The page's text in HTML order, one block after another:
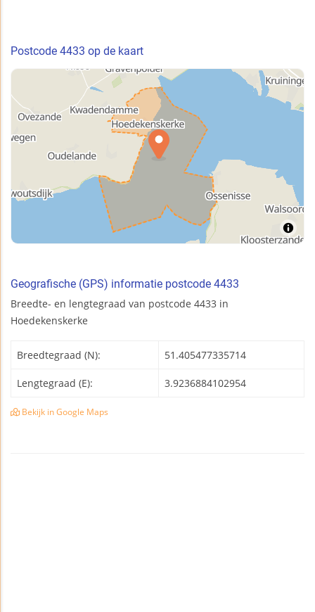
Postcode 4433 op de kaart
Geografische (GPS) informatie postcode 4433
Breedte- en lengtegraad van postcode 4433 in
Hoedekenskerke
Breedtegraad (N): 51.405477335714
Lengtegraad (E): 3.9236884102954
Bekijk in Google Maps